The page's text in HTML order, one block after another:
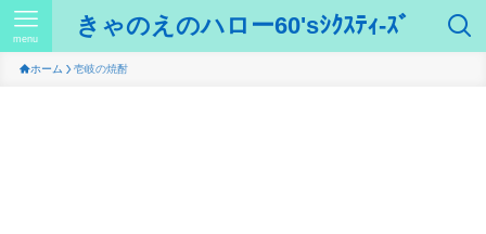
きゃのえのハロー60'sｼｸｽﾃｨ-ｽﾞ
menu
ホーム 壱岐の焼酎